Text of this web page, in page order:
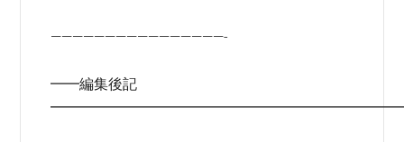
————————————————-
━━編集後記